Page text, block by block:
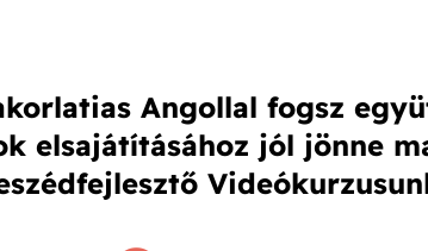
Angollal fogsz
elsajátításához jól jönne